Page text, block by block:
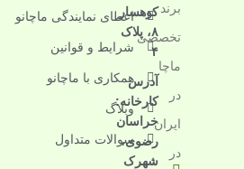
برند
تخصصی
ماچا
در
ایران
در
کوهسار
۸، پلاک
۴
آدرس
کارخانه:
خراسان
رضوی،
شهرک
اعطای نمایندگی ماچانو
شرایط و قوانین
همکاری با ماچانو
وبلاگ
سوالات متداول